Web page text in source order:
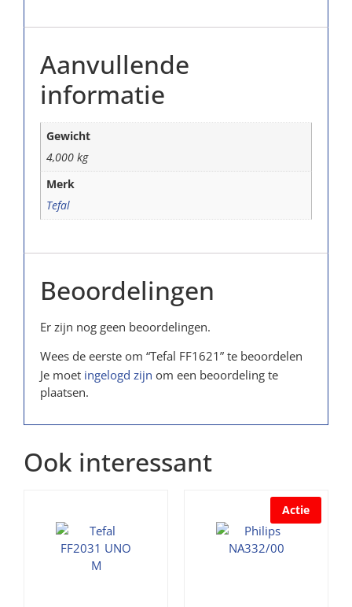
Aanvullende
informatie
Gewicht
4,000 kg
Merk
Tefal
Beoordelingen
Er zijn nog geen beoordelingen.
Wees de eerste om “Tefal FF1621” te beoordelen
Je moet ingelogd zijn om een beoordeling te
plaatsen.
Ook interessant
Actie